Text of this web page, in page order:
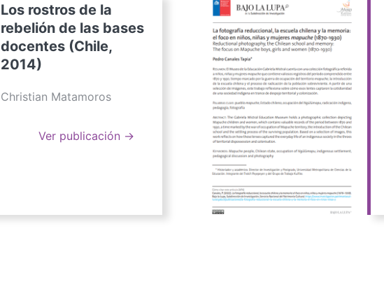
Los rostros de la
rebelión de las bases
docentes (Chile,
2014)
Christian Matamoros
Ver publicación →